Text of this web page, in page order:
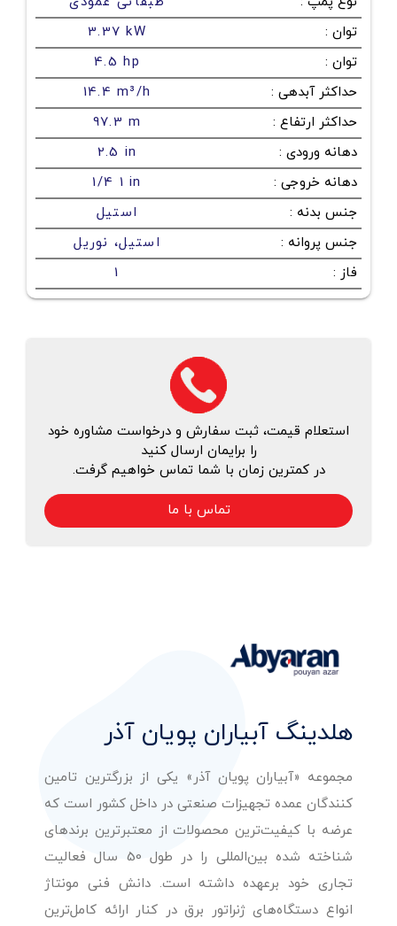
توان :
3.37 kW
توان :
4.5 hp
حداکثر آبدهی :
14.4 m³/h
حداکثر ارتفاع :
97.3 m
دهانه ورودی :
2.5 in
دهانه خروجی :
1/4 1 in
جنس بدنه :
استیل
جنس پروانه :
استیل، نوریل
فاز :
1
استعلام قیمت، ثبت سفارش و درخواست مشاوره خود
را برایمان ارسال کنید
در کمترین زمان با شما تماس خواهیم گرفت.
تماس با ما
هلدینگ آبیاران پویان آذر
مجموعه «آبیاران پویان آذر» یکی از بزرگترین تامین
کنندگان عمده تجهیزات صنعتی در داخل کشور است که
عرضه با کیفیت‌ترین محصولات از معتبرترین برندهای
شناخته شده بین‌المللی را در طول 50 سال فعالیت
تجاری خود برعهده داشته است. دانش فنی مونتاژ
انواع دستگاه‌های ژنراتور برق در کنار ارائه کامل‌ترین